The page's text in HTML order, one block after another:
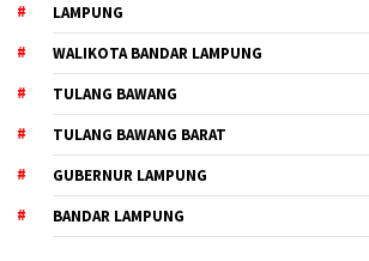
LAMPUNG
WALIKOTA BANDAR LAMPUNG
TULANG BAWANG
TULANG BAWANG BARAT
GUBERNUR LAMPUNG
BANDAR LAMPUNG